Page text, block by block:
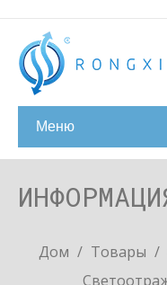
Меню
Дом / Товары /